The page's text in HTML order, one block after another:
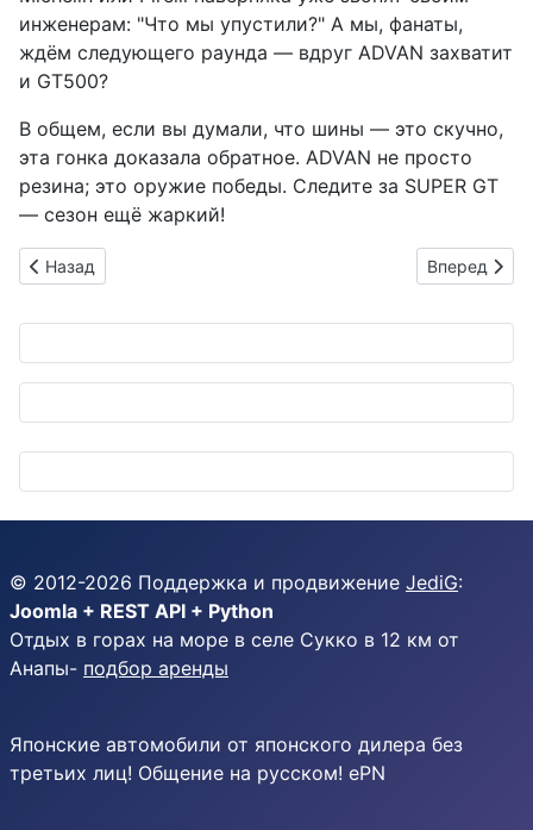
инженерам: "Что мы упустили?" А мы, фанаты,
ждём следующего раунда — вдруг ADVAN захватит
и GT500?
В общем, если вы думали, что шины — это скучно,
эта гонка доказала обратное. ADVAN не просто
резина; это оружие победы. Следите за SUPER GT
— сезон ещё жаркий!
Предыдущий: Daihatsu Rocky предстает в новом облике:
Назад Следующий:
Вперед
© 2012-2026 Поддержка и продвижение JediG:
Joomla + REST API + Python
Отдых в горах на море в селе Сукко в 12 км от
Анапы- подбор аренды
Японские автомобили от японского дилера без
третьих лиц! Общение на русском! ePN